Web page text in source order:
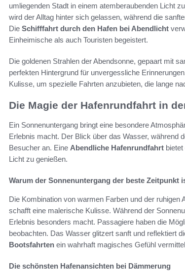
umliegenden Stadt in einem atemberaubenden Licht
wird der Alltag hinter sich gelassen, während die
Die Schifffahrt durch den Hafen bei Abendlicht
Einheimische als auch Touristen begeistert.
Die goldenen Strahlen der Abendsonne, gepaart mit
perfekten Hintergrund für unvergessliche
Kulisse, um spezielle Fahrten anzubieten, die lange
Die Magie der Hafenrundfahrt in
Ein Sonnenuntergang bringt eine besondere
Erlebnis macht. Der Blick über das Wasser, während
Besucher an. Eine Abendliche Hafenrundfahrt
Licht zu genießen.
Warum der Sonnenuntergang der beste Zeitpunkt
Die Kombination von warmen Farben und der ruhigen
schafft eine malerische Kulisse. Während der
Erlebnis besonders macht. Passagiere haben die
beobachten. Das Wasser glitzert sanft und reflektiert
Bootsfahrten ein wahrhaft magisches Gefühl
Die schönsten Hafenansichten bei Dämmerung